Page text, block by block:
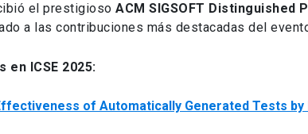
el prestigiosoACM SIGSOFT Distinguished
a las contribuciones más destacadas del
en ICSE 2025:
of Automatically Generated Tests by